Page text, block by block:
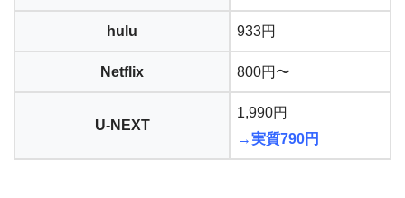
hulu 933円
Netflix 800円〜
U-NEXT
1,990円
→実質790円